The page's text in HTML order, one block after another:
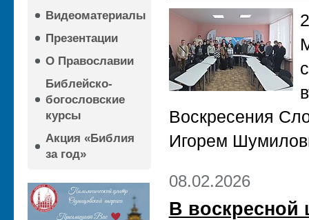
Видеоматериалы
Презентации
О Православии
Библейско-
богословские
курсы
Акция «Библия
за год»
Воскресения
Игорем
08.02.2026
В воскресной